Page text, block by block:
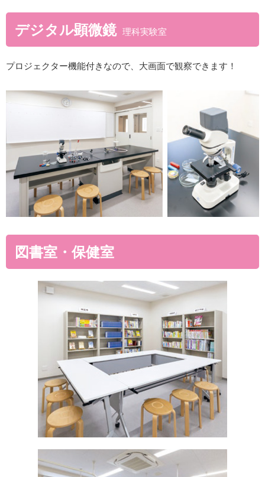
デジタル顕微鏡 理科実験室
プロジェクター機能付きなので、大画面で観察できます！
図書室・保健室